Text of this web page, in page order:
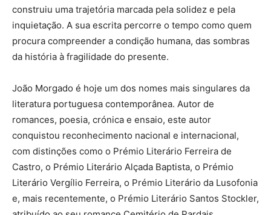
construiu uma trajetória marcada pela solidez e pela
inquietação. A sua escrita percorre o tempo como quem
procura compreender a condição humana, das sombras
da história à fragilidade do presente.
João Morgado é hoje um dos nomes mais singulares da
literatura portuguesa contemporânea. Autor de
romances, poesia, crónica e ensaio, este autor
conquistou reconhecimento nacional e internacional,
com distinções como o Prémio Literário Ferreira de
Castro, o Prémio Literário Alçada Baptista, o Prémio
Literário Vergílio Ferreira, o Prémio Literário da Lusofonia
e, mais recentemente, o Prémio Literário Santos Stockler,